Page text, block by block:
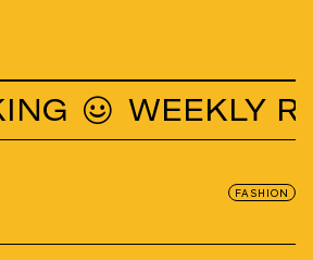
WEEKLY
FASHION